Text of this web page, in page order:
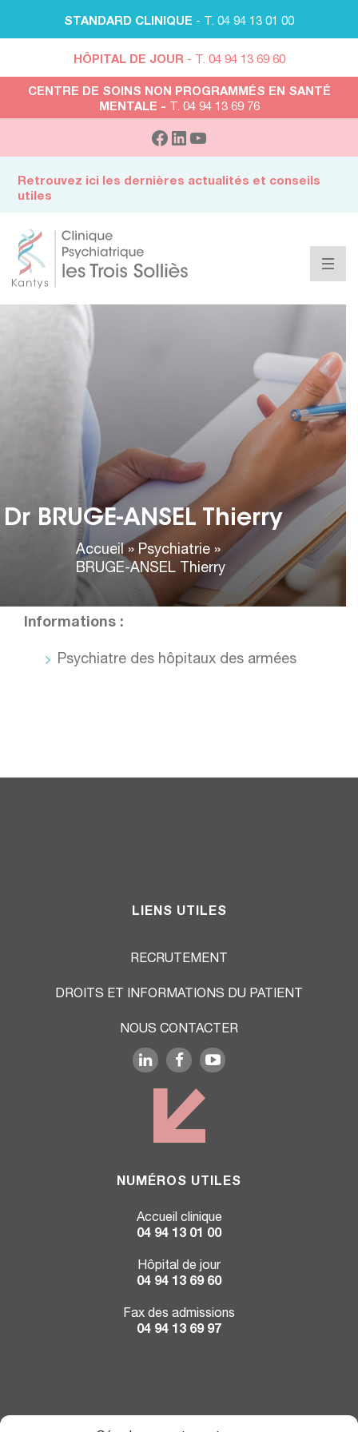
STANDARD CLINIQUE - T. 04 94 13 01 00
HÔPITAL DE JOUR - T. 04 94 13 69 60
CENTRE DE SOINS NON PROGRAMMÉS EN SANTÉ
MENTALE - T. 04 94 13 69 76
Retrouvez ici les dernières actualités et conseils
utiles
Dr BRUGE-ANSEL Thierry
Accueil » Psychiatrie »
BRUGE-ANSEL Thierry
Dr BRUGE-ANSEL
Thierry
PSYCHIATRIE
thierry.bruge-ansel@clinique-3-
sollies.com
Cabinet de consultation :
Tél : 04 94 13 69 60
Informations :
Psychiatre des hôpitaux des armées
LIENS UTILES
RECRUTEMENT
DROITS ET INFORMATIONS DU PATIENT
NOUS CONTACTER
NUMÉROS UTILES
Accueil clinique
04 94 13 01 00
Hôpital de jour
04 94 13 69 60
Fax des admissions
04 94 13 69 97